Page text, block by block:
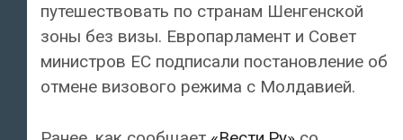
путешествовать по странам Шенгенской
зоны без визы. Европарламент и Совет
министров ЕС подписали постановление об
отмене визового режима с Молдавией.